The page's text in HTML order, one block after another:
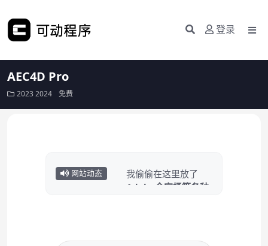
登录
AEC4D Pro
20232024 免费
网站动态
我偷偷在这里放了
Adobe全家桶等各种